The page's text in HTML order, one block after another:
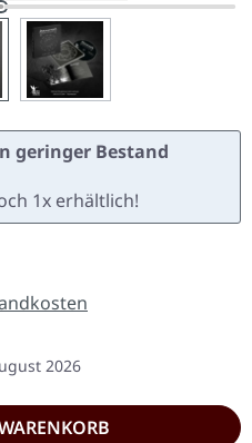
geringer Bestand
1x erhältlich!
2026